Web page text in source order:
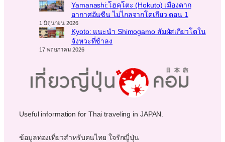
Yamanashi:โฮคุโตะ (Hokuto) เมืองตาก
อากาศอันซีน ไม่ไกลจากโตเกียว ตอน 1
1 มิถุนายน 2026
Kyoto: แนะนำ Shimogamo สัมผัสเกียวโตใน
จังหวะที่ช้าลง
17 พฤษภาคม 2026
Useful information for Thai traveling in JAPAN.
ข้อมูลท่องเที่ยวสำหรับคนไทย ใจรักญี่ปุ่น